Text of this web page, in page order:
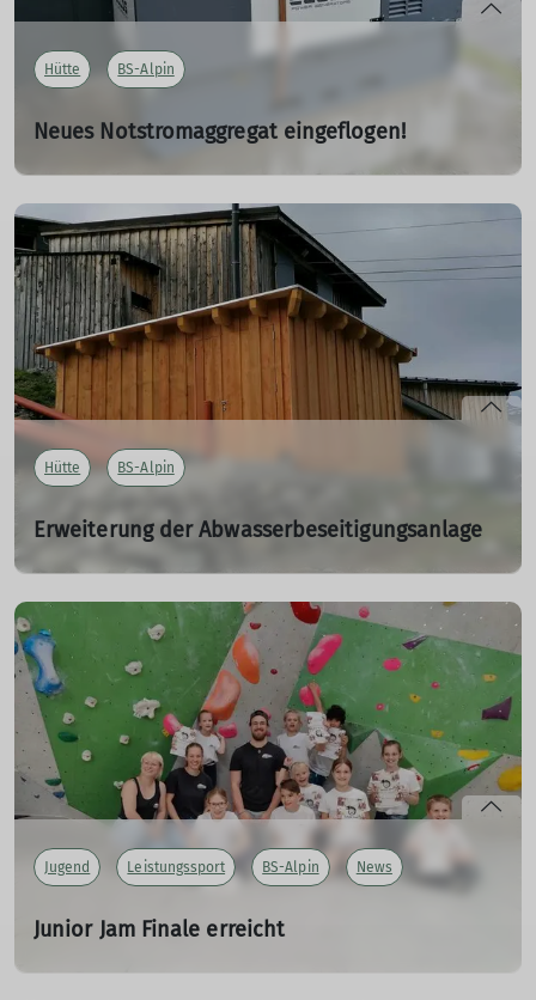
Hütte BS-Alpin
Neues Notstromaggregat eingeflogen!
03.10.2023
Mitte Juli ging ein schweres Unwetter überTirol nieder.
Im Pitztal, aber auch im Kaunertal und Ötztal ist die
gesamte Stromversorgung für sehr viele Stunden
zusammengebrochen. Auch die Braunschweiger Hütte
war betroffen und somit hieß es: schnell handeln.
mehr erfahren
Hütte BS-Alpin
Erweiterung der Abwasserbeseitigungsanlage
03.10.2023
Eine zweite Reinigungsstufe für die Kläranlage wurde
gefordert. Einen Bericht zur Bau der Erweiterung der
Abwasserbeseitigungsanlage könnt ihr hier lesen.
mehr erfahren
Jugend Leistungssport BS-Alpin News
Junior Jam Finale erreicht